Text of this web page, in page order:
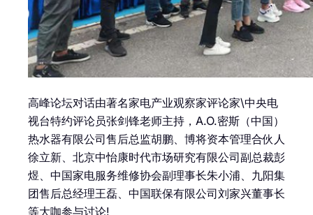
高峰论坛对话由著名家电产业观察家评论家\中央电
视台特约评论员张剑锋老师主持，A.O.密斯（中国）
热水器有限公司售后总监胡鹏、博将资本管理合伙人
徐立新、北京中怡康时代市场研究有限公司副总裁彭
煜、中国家电服务维修协会副理事长朱小浦、九阳集
团售后总经理王磊、中国联保有限公司刘家兴董事长
等大咖参与讨论!